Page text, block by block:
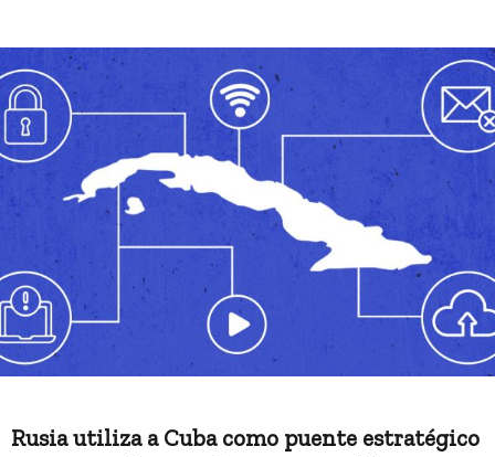
Rusia utiliza a Cuba como puente estratégico